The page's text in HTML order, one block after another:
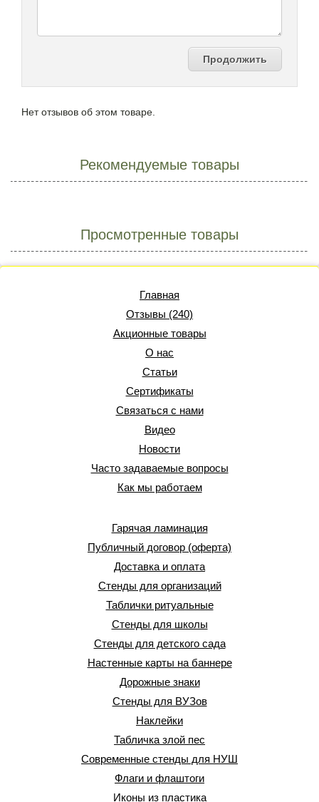
Продолжить
Нет отзывов об этом товаре.
Рекомендуемые товары
Просмотренные товары
Главная
Отзывы (240)
Акционные товары
О нас
Статьи
Сертификаты
Связаться с нами
Видео
Новости
Часто задаваемые вопросы
Как мы работаем
Гарячая ламинация
Публичный договор (оферта)
Доставка и оплата
Стенды для организаций
Таблички ритуальные
Стенды для школы
Стенды для детского сада
Настенные карты на баннере
Дорожные знаки
Стенды для ВУЗов
Наклейки
Табличка злой пес
Современные стенды для НУШ
Флаги и флаштоги
Иконы из пластика